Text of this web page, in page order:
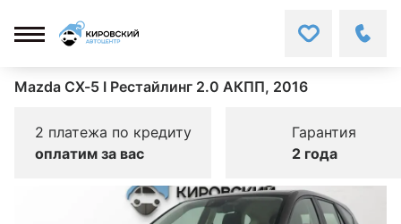
Mazda CX-5 I Рестайлинг 2.0 АКПП, 2016
2 платежа по кредиту
оплатим за вас
Гарантия
2 года